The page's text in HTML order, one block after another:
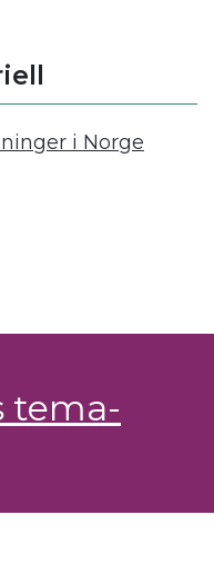
i Norge
tema-